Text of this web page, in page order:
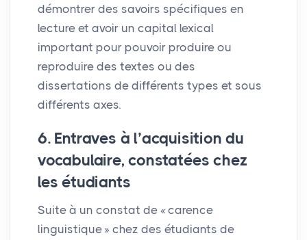
démontrer des savoirs spécifiques en
lecture et avoir un capital lexical
important pour pouvoir produire ou
reproduire des textes ou des
dissertations de différents types et sous
différents axes.
6. Entraves à l’acquisition du
vocabulaire, constatées chez
les étudiants
Suite à un constat de « carence
linguistique » chez des étudiants de